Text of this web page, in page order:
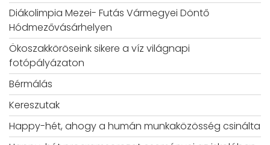
Diákolimpia Mezei- Futás Vármegyei Döntő
Hódmezővásárhelyen
Ökoszakköröseink sikere a víz világnapi
fotópályázaton
Bérmálás
Kereszutak
Happy-hét, ahogy a humán munkaközösség csinálta